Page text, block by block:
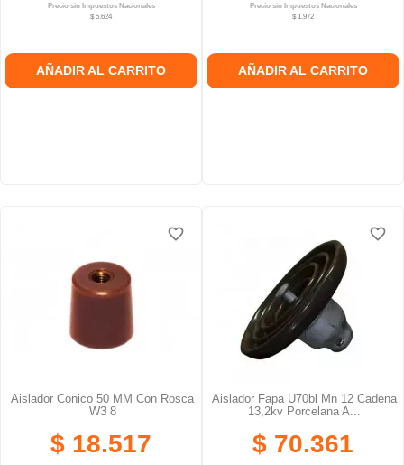
Precio sin Impuestos Nacionales
$ 5.624
AÑADIR AL CARRITO
Precio sin Impuestos Nacionales
$ 1.972
AÑADIR AL CARRITO
Aislador Conico 50 MM Con Rosca
W3 8
$ 18.517
favorite_border
favorite_border
favorite_border
Aislador Fapa U70bl Mn 12 Cadena
13,2kv Porcelana A...
$ 70.361
favorite_border
favorite_border
favorite_border